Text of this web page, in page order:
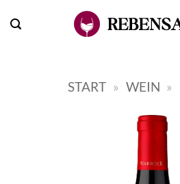
Inhalt
START » WEIN »